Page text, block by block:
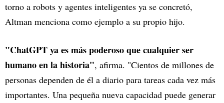
torno a robots y agentes inteligentes ya se concretó,
Altman menciona como ejemplo a su propio hijo.
"ChatGPT ya es más poderoso que cualquier ser
humano en la historia", afirma. "Cientos de millones de
personas dependen de él a diario para tareas cada vez más
importantes. Una pequeña nueva capacidad puede generar